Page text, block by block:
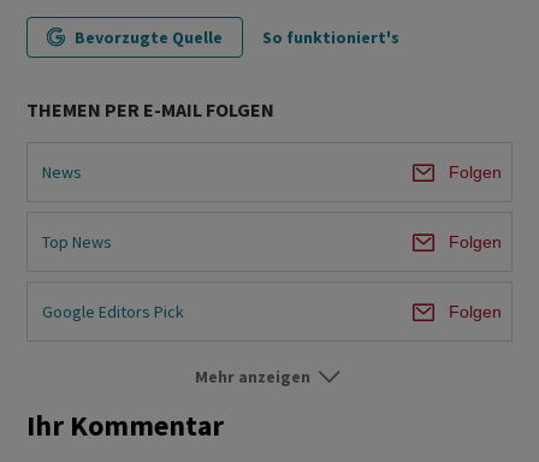
Bevorzugte Quelle So funktioniert's
THEMEN PER E-MAIL FOLGEN
News Folgen
Top News Folgen
Google Editors Pick Folgen
Mehr anzeigen
Ihr Kommentar